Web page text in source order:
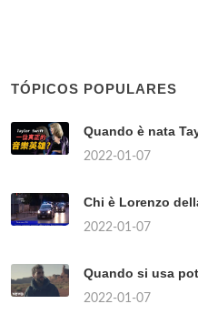
TÓPICOS POPULARES
Quando è nata
2022-01-07
Chi è Lorenzo
2022-01-07
Quando si usa
2022-01-07